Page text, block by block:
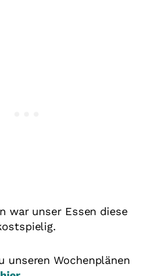
war unser Essen diese
unseren Wochenplänen